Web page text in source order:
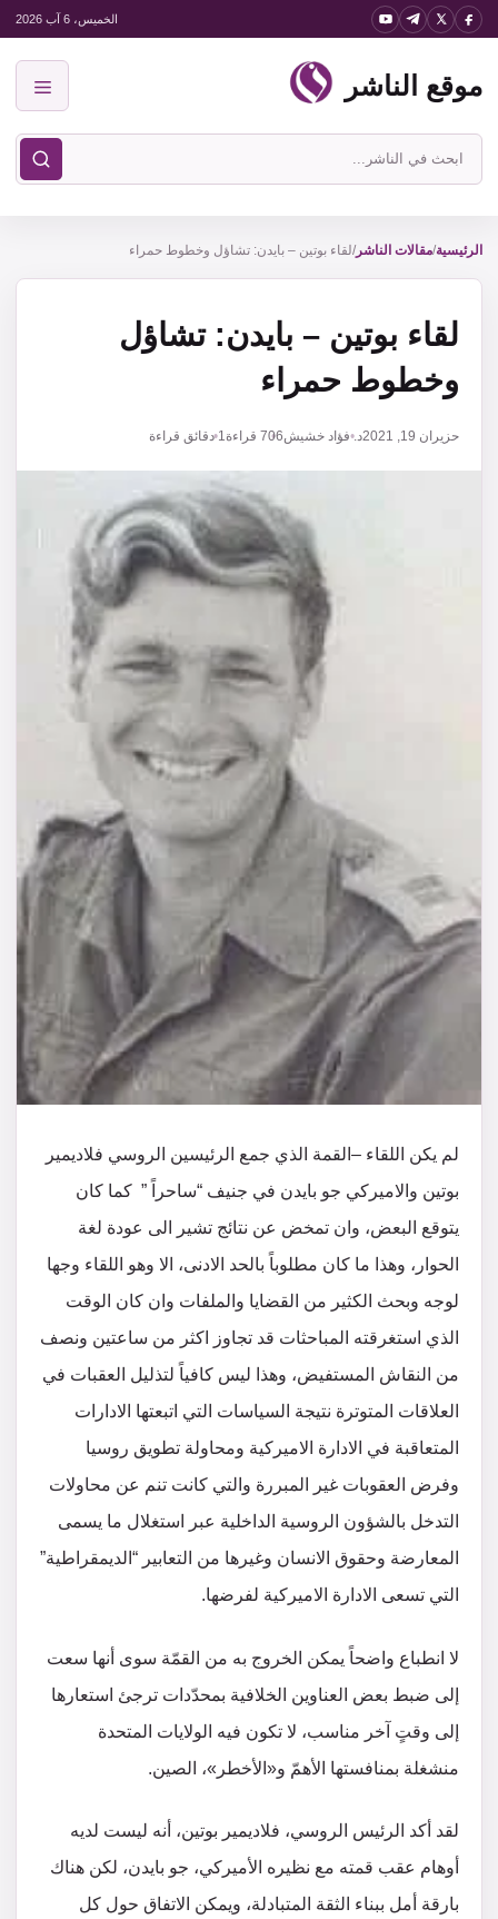
انتقل
المحتوى
الخميس، 6 آب 2026
موقع الناشر
ابحث
في
الناشر
الرئيسية/مقالات الناشر/لقاء بوتين – بايدن: تشاؤل وخطوط حمراء
لقاء بوتين – بايدن: تشاؤل
وخطوط حمراء
حزيران 19, 2021 د. فؤاد خشيش706 قراءة1 دقائق قراءة
لم يكن اللقاء –القمة الذي جمع الرئيسين الروسي فلاديمير
بوتين والاميركي جو بايدن في جنيف “ساحراً ” كما كان
يتوقع البعض، وان تمخض عن نتائج تشير الى عودة لغة
الحوار، وهذا ما كان مطلوباً بالحد الادنى، الا وهو اللقاء وجها
لوجه وبحث الكثير من القضايا والملفات وان كان الوقت
الذي استغرقته المباحثات قد تجاوز اكثر من ساعتين ونصف
من النقاش المستفيض، وهذا ليس كافياً لتذليل العقبات في
العلاقات المتوترة نتيجة السياسات التي اتبعتها الادارات
المتعاقبة في الادارة الاميركية ومحاولة تطويق روسيا
وفرض العقوبات غير المبررة والتي كانت تنم عن محاولات
التدخل بالشؤون الروسية الداخلية عبر استغلال ما يسمى
المعارضة وحقوق الانسان وغيرها من التعابير “الديمقراطية”
التي تسعى الادارة الاميركية لفرضها.
لا انطباع واضحاً يمكن الخروج به من القمّة سوى أنها سعت
إلى ضبط بعض العناوين الخلافية بمحدّدات ترجئ استعارها
إلى وقتٍ آخر مناسب، لا تكون فيه الولايات المتحدة
منشغلة بمنافستها الأهمّ و«الأخطر»، الصين.
لقد أكد الرئيس الروسي، فلاديمير بوتين، أنه ليست لديه
أوهام عقب قمته مع نظيره الأميركي، جو بايدن، لكن هناك
بارقة أمل ببناء الثقة المتبادلة، ويمكن الاتفاق حول كل